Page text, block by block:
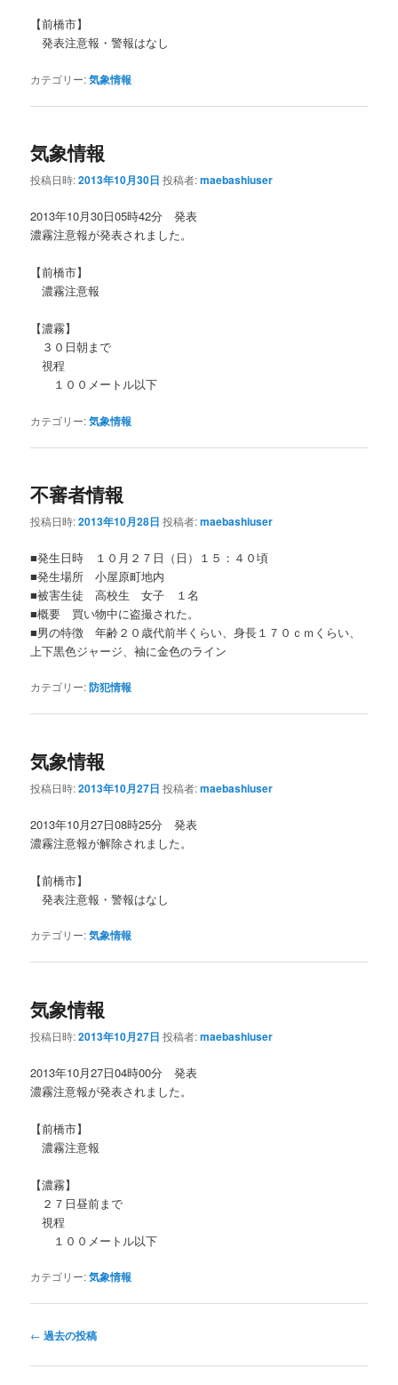
【前橋市】
発表注意報・警報はなし
カテゴリー:気象情報
気象情報
投稿日時:2013年10月30日 投稿者:maebashiuser
2013年10月30日05時42分 発表
濃霧注意報が発表されました。
【前橋市】
濃霧注意報
【濃霧】
３０日朝まで
視程
１００メートル以下
カテゴリー:気象情報
不審者情報
投稿日時:2013年10月28日 投稿者:maebashiuser
■発生日時 １０月２７日（日）１５：４０頃
■発生場所 小屋原町地内
■被害生徒 高校生 女子 １名
■概要 買い物中に盗撮された。
■男の特徴 年齢２０歳代前半くらい、身長１７０ｃｍくらい、
上下黒色ジャージ、袖に金色のライン
カテゴリー:防犯情報
気象情報
投稿日時:2013年10月27日 投稿者:maebashiuser
2013年10月27日08時25分 発表
濃霧注意報が解除されました。
【前橋市】
発表注意報・警報はなし
カテゴリー:気象情報
気象情報
投稿日時:2013年10月27日 投稿者:maebashiuser
2013年10月27日04時00分 発表
濃霧注意報が発表されました。
【前橋市】
濃霧注意報
【濃霧】
２７日昼前まで
視程
１００メートル以下
カテゴリー:気象情報
投
ナ
← 過去の投稿